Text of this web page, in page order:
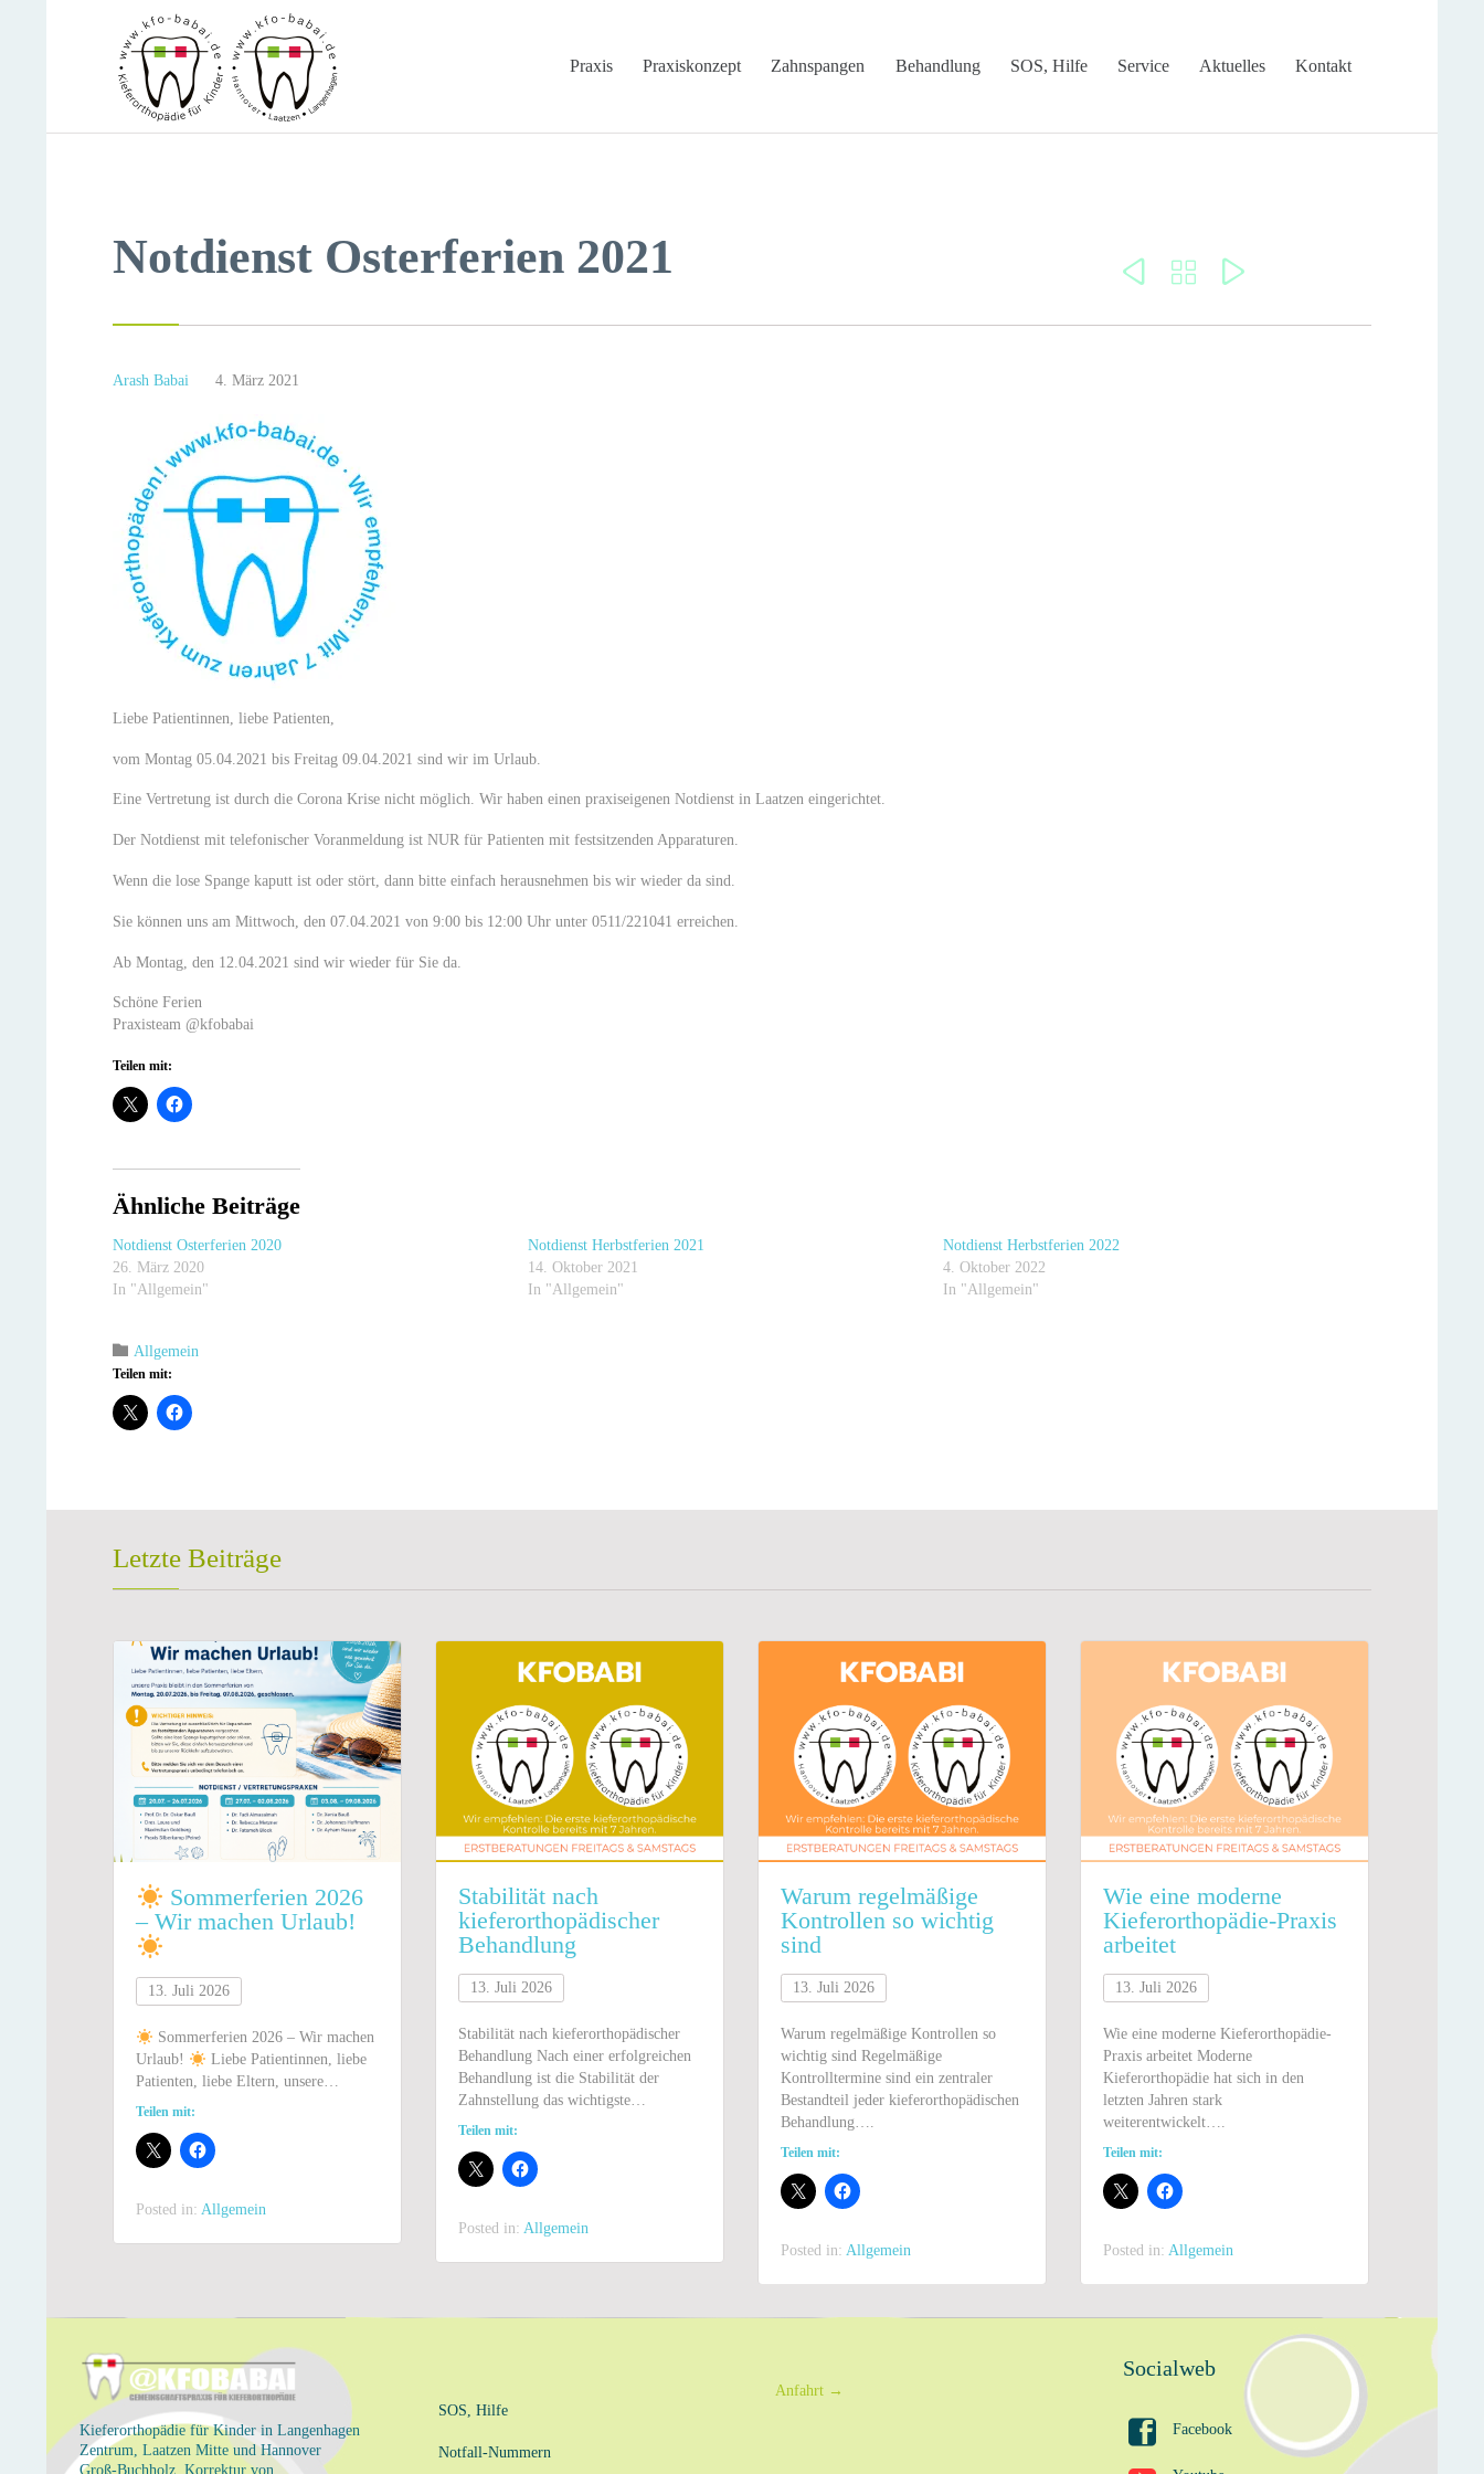
Praxis Praxiskonzept Zahnspangen Behandlung SOS, Hilfe Service Aktuelles Kontakt
Notdienst Osterferien 2021   
Arash Babai 4. März 2021
Liebe Patientinnen, liebe Patienten,
vom Montag 05.04.2021 bis Freitag 09.04.2021 sind wir im Urlaub.
Eine Vertretung ist durch die Corona Krise nicht möglich. Wir haben einen praxiseigenen Notdienst in Laatzen eingerichtet.
Der Notdienst mit telefonischer Voranmeldung ist NUR für Patienten mit festsitzenden Apparaturen.
Wenn die lose Spange kaputt ist oder stört, dann bitte einfach herausnehmen bis wir wieder da sind.
Sie können uns am Mittwoch, den 07.04.2021 von 9:00 bis 12:00 Uhr unter 0511/221041 erreichen.
Ab Montag, den 12.04.2021 sind wir wieder für Sie da.
Schöne Ferien
Praxisteam @kfobabai
Teilen mit:
Ähnliche Beiträge
Notdienst Osterferien 2020
26. März 2020
In "Allgemein"
Notdienst Herbstferien 2021
14. Oktober 2021
In "Allgemein"
Notdienst Herbstferien 2022
4. Oktober 2022
In "Allgemein"
 Category
Allgemein
Teilen mit:
Letzte Beiträge
Sommerferien 2026
– Wir machen Urlaub!
13. Juli 2026
Sommerferien 2026 – Wir machen
Urlaub!
Liebe Patientinnen, liebe
Patienten, liebe Eltern, unsere…
Teilen mit:
Posted in: Allgemein
Stabilität nach
kieferorthopädischer
Behandlung
13. Juli 2026
Stabilität nach kieferorthopädischer
Behandlung Nach einer erfolgreichen
Behandlung ist die Stabilität der
Zahnstellung das wichtigste…
Teilen mit:
Posted in: Allgemein
Warum regelmäßige
Kontrollen so wichtig
sind
13. Juli 2026
Warum regelmäßige Kontrollen so
wichtig sind Regelmäßige
Kontrolltermine sind ein zentraler
Bestandteil jeder kieferorthopädischen
Behandlung….
Teilen mit:
Posted in: Allgemein
Wie eine moderne
Kieferorthopädie-Praxis
arbeitet
13. Juli 2026
Wie eine moderne Kieferorthopädie-
Praxis arbeitet Moderne
Kieferorthopädie hat sich in den
letzten Jahren stark
weiterentwickelt….
Teilen mit:
Posted in: Allgemein
Kieferorthopädie für Kinder in Langenhagen
Zentrum, Laatzen Mitte und Hannover
Groß-Buchholz. Korrektur von
SOS, Hilfe
Notfall-Nummern
Anfahrt →
Socialweb
 Facebook